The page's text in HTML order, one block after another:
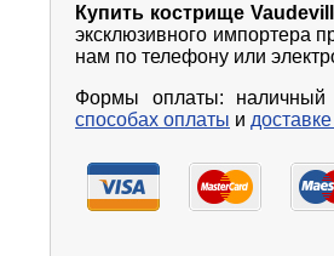
Купить кострище
эксклюзивного импортера
нам по телефону или
Формы оплаты: наличный
способах оплаты и